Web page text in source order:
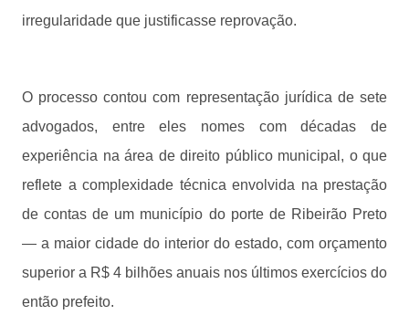
irregularidade que justificasse reprovação.
O processo contou com representação jurídica de sete
advogados, entre eles nomes com décadas de
experiência na área de direito público municipal, o que
reflete a complexidade técnica envolvida na prestação
de contas de um município do porte de Ribeirão Preto
— a maior cidade do interior do estado, com orçamento
superior a R$ 4 bilhões anuais nos últimos exercícios do
então prefeito.